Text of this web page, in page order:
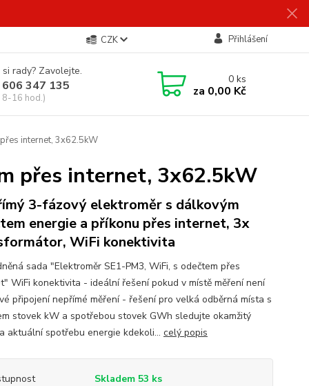
CZK Přihlášení
rady? Zavolejte.
347 135
8-16 hod.)
0ks
za 0,00 Kč
internet, 3x62.5kW
přes internet, 3x62.5kW
3-fázový elektroměr s dálkovým
energie a příkonu přes internet, 3x
WiFi konektivita
sada "Elektroměr SE1-PM3, WiFi, s odečtem přes
WiFi konektivita - ideální řešení pokud v místě měření není
připojení nepřímé měření - řešení pro velká odběrná místa s
stovek kW a spotřebou stovek GWh sledujte okamžitý
aktuální spotřebu energie kdekoli... celý popis
Skladem 53 ks